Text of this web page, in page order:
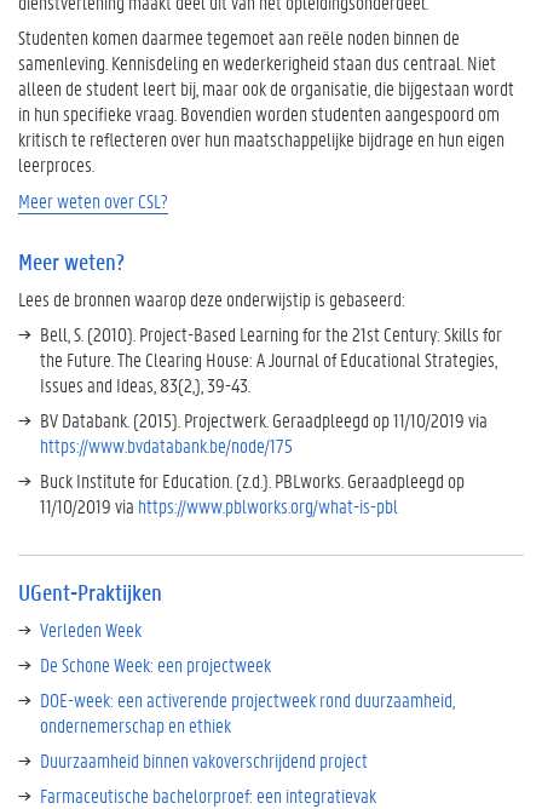
c
h
t
s
p
u
t
n
i
j
n
e
r
b
i
j
p
o
j
c
t
g
e
a
s
Studenten komen daarmee tegemoet aan reële noden binnen de
samenleving. Kennisdeling en wederkerigheid staan dus centraal. Niet
alleen de student leert bij, maar ook de organisatie, die bijgestaan wordt
in hun specifieke vraag. Bovendien worden studenten aangespoord om
kritisch te reflecteren over hun maatschappelijke bijdrage en hun eigen
leerproces.
Meer weten over CSL?
Meer weten?
Lees de bronnen waarop deze onderwijstip is gebaseerd:
Bell, S. (2010). Project-Based Learning for the 21st Century: Skills for
the Future. The Clearing House: A Journal of Educational Strategies,
Issues and Ideas, 83(2,), 39-43.
BV Databank. (2015). Projectwerk. Geraadpleegd op 11/10/2019 via
https://www.bvdatabank.be/node/175
Buck Institute for Education. (z.d.). PBLworks. Geraadpleegd op
11/10/2019 via https://www.pblworks.org/what-is-pbl
UGent-Praktijken
Verleden Week
De Schone Week: een projectweek
DOE-week: een activerende projectweek rond duurzaamheid,
ondernemerschap en ethiek
Duurzaamheid binnen vakoverschrijdend project
Farmaceutische bachelorproef: een integratievak